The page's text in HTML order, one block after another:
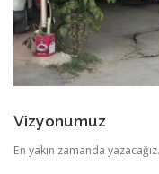
Vizyonumuz
En yakın zamanda yazacağız.